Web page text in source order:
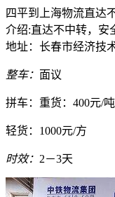
四平到上海物流直达
介绍:直达不中转，安
地址：长春市经济技
整车： 面议
拼车： 重货：400元/吨
轻货： 1000元/方
时效： 2－3天